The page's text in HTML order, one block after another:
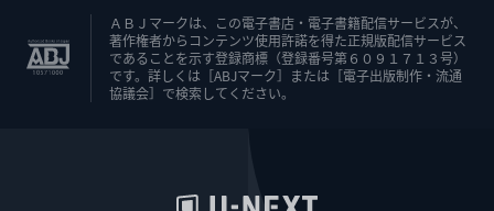
ＡＢＪマークは、この電子書店・電子書籍配信サービスが、
著作権者からコンテンツ使用許諾を得た正規版配信サービス
であることを示す登録商標（登録番号第６０９１７１３号）
です。詳しくは［ABJマーク］または［電子出版制作・流通
協議会］で検索してください。